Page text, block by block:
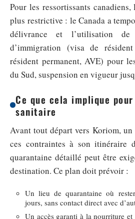
Pour les ressortissants
plus restrictive : le Canada a
délivrance et l’utilisation de
d’immigration (visa de
résident permanent, AVE) pour
du Sud, suspension en vigueur
Ce que cela implique
sanitaire
Avant tout départ vers Koriom,
ces contraintes à son itinéraire
quarantaine détaillé peut être
destination. Ce plan doit prévoir :
Un lieu de quarantaine où
jours, sans contact direct avec
Un accès garanti à la nourriture